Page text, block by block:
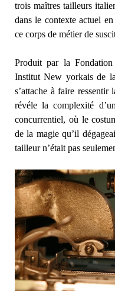
trois maîtres tailleurs
dans le contexte actuel
ce corps de métier de
Produit par la
Institut New yorkais de
s’attache à faire
révéle la complexité
concurrentiel, où le
de la magie qu’il
tailleur n’était pas